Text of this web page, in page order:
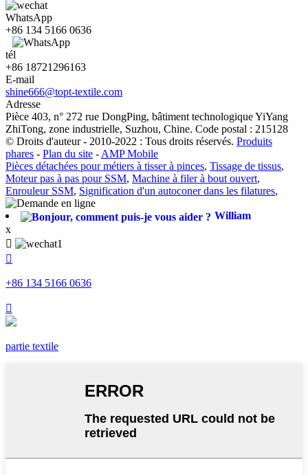
WhatsApp
+86 134 5166 0636
tél
+86 18721296163
E-mail
shine666@topt-textile.com
Adresse
Pièce 403, n° 272 rue DongPing, bâtiment technologique YiYang
ZhiTong, zone industrielle, Suzhou, Chine. Code postal : 215128
© Droits d'auteur - 2010-2022 : Tous droits réservés. Produits
phares - Plan du site - AMP Mobile
Pièces détachées pour métiers à tisser à pinces, Tissage de tissus,
Moteur pas à pas pour SSM, Machine à filer à bout ouvert,
Enrouleur SSM, Signification d'un autoconer dans les filatures,
William
x


+86 134 5166 0636

partie textile